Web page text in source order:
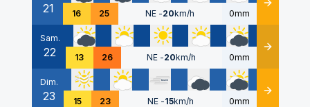
21 16 25 NE -20km/h 0mm Détails
Sam.
22 13 26 NE -20km/h 0mm Détails
Dim.
23 15 23 NE -15km/h 0mm Détails